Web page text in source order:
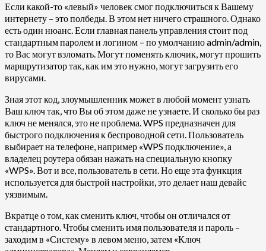
Если какой-то «левый» человек смог подключиться к Вашему
интернету – это полбеды. В этом нет ничего страшного. Однако
есть один нюанс. Если главная панель управления стоит под
стандартным паролем и логином – по умолчанию admin/admin,
то Вас могут взломать. Могут поменять ключик, могут прошить
маршрутизатор так, как им это нужно, могут загрузить его
вирусами.
Зная этот код, злоумышленник может в любой момент узнать
Ваш ключ так, что Вы об этом даже не узнаете. И сколько бы раз
ключ не менялся, это не проблема. WPS предназначен для
быстрого подключения к беспроводной сети. Пользователь
выбирает на телефоне, например «WPS подключение», а
владелец роутера обязан нажать на специальную кнопку
«WPS». Вот и все, пользователь в сети. Но еще эта функция
используется для быстрой настройки, это делает наш девайс
уязвимым.
Вкратце о том, как сменить ключ, чтобы он отличался от
стандартного. Чтобы сменить имя пользователя и пароль –
заходим в «Систему» в левом меню, затем «Ключ